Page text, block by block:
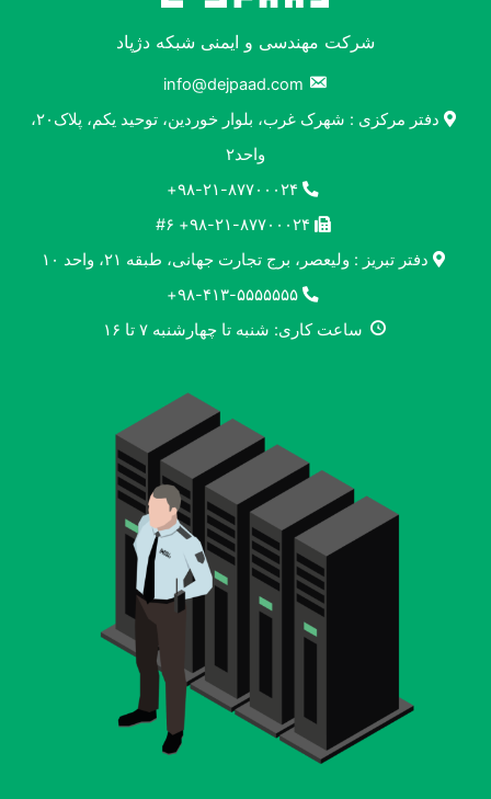
شرکت مهندسی و ایمنی شبکه دژپاد
info@dejpaad.com
دفتر مرکزی : شهرک غرب، بلوار خوردین، توحید یکم، پلاک۲۰،
واحد۲
دفتر تبریز : ولیعصر، برج تجارت جهانی، طبقه ۲۱، واحد ۱۰
ساعت کاری: شنبه تا چهارشنبه ۷ تا ۱۶